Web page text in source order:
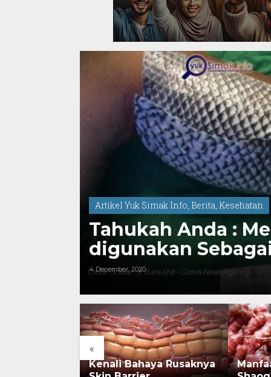
Artikel Yuk Simak Info, Berita, Kesehatan
Tahukah Anda :
digunakan
4 December, 2020
«
Kenali Bahaya Rusaknya